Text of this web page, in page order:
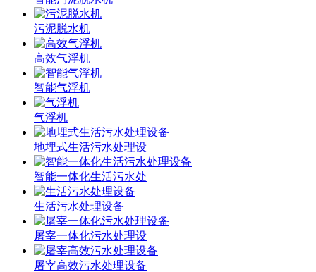
污泥脱水机
高效气浮机
智能气浮机
气浮机
地埋式生活污水处理设
智能一体化生活污水处
生活污水处理设备
屠宰一体化污水处理设
屠宰高效污水处理设备